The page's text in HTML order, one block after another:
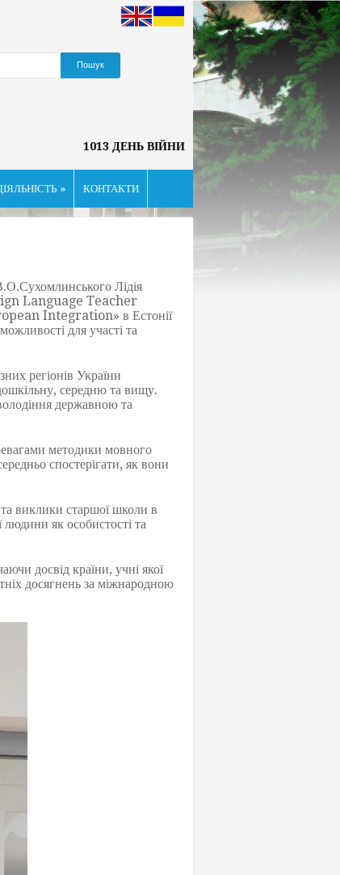
1013 ДЕНЬ ВІЙНИ
» КОНТАКТИ
Лідія
Language Teacher
Integration» в Естонії
для участі та
регіонів України
середню та вищу.
державною та
методики мовного
спостерігати, як вони
та виклики старшої школи в
людини як особистості та
досвід країни, учні якої
досягнень за міжнародною